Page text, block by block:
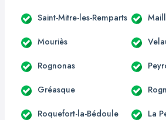
Saint-Mitre-les-Remparts
Mouriès
Rognonas
Gréasque
Roquefort-la-Bédoule La